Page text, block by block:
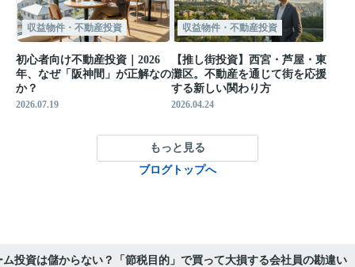
収益物件・不動産投資
初心者向け不動産投資｜2026
年、なぜ「阪神間」が正解なの
か？
2026.07.19
収益物件・不動産投資
【推し街投資】西宮・芦屋・東
灘区。不動産を通じて街を応援
する新しい関わり方
2026.04.24
もっと見る
ブログトップへ
投資は儲からない？「節税目的」で買って大損する会社員の勘違い